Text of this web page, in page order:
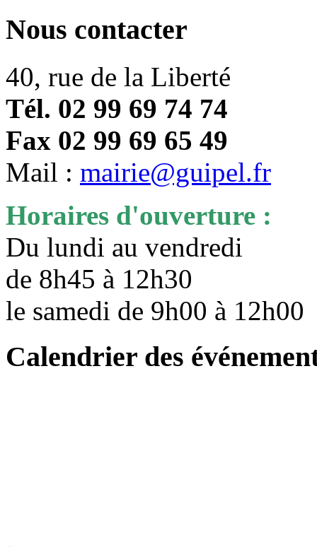
Nous contacter
40, rue de la Liberté
Tél. 02 99 69 74 74
Fax 02 99 69 65 49
Mail : mairie@guipel.fr
Horaires d'ouverture :
Du lundi au vendredi
de 8h45 à 12h30
le samedi de 9h00 à
Calendrier des